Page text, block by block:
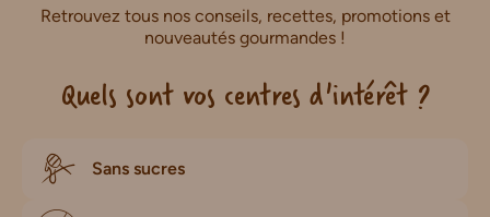
Retrouvez tous nos conseils, recettes, promotions et
nouveautés gourmandes !
Quels sont vos centres d'intérêt ?
Sans sucres